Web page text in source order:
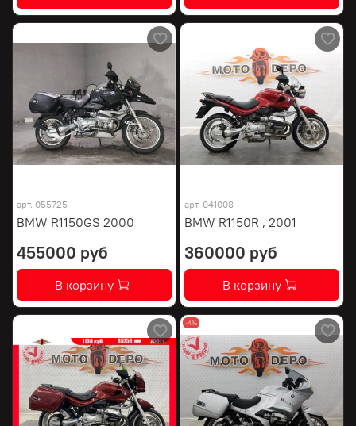
арт. 055725
BMW R1150GS 2000
455000 руб
В корзину
арт. 041008
BMW R1150R , 2001
360000 руб
В корзину
-4%